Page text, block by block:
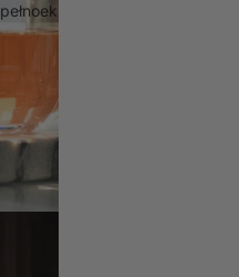
pełnoekranowym